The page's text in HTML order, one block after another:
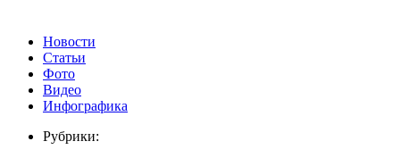
Новости
Статьи
Фото
Видео
Инфографика
Рубрики: